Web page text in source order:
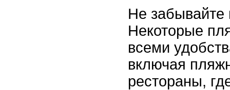
Не забывайте
Некоторые
всеми
включая
рестораны,